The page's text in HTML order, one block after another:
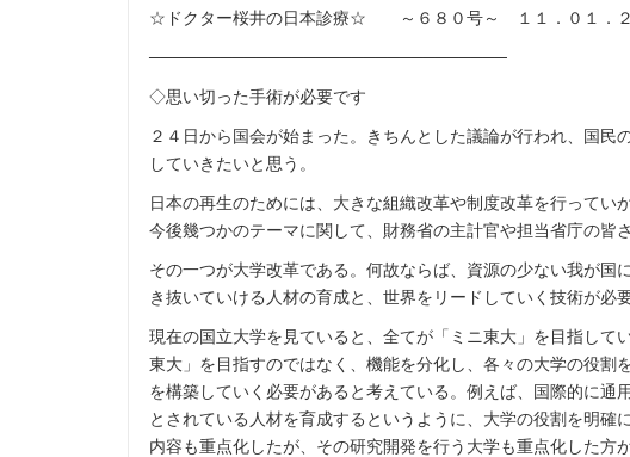
☆ドクター桜井の日本診療☆ ～６８０号～ １１．０１．
──────────────────────────────
◇思い切った手術が必要です
２４日から国会が始まった。きちんとした議論が行われ、国民
していきたいと思う。
日本の再生のためには、大きな組織改革や制度改革を行ってい
今後幾つかのテーマに関して、財務省の主計官や担当省庁の皆
その一つが大学改革である。何故ならば、資源の少ない我が国
き抜いていける人材の育成と、世界をリードしていく技術が必
現在の国立大学を見ていると、全てが「ミニ東大」を目指して
東大」を目指すのではなく、機能を分化し、各々の大学の役割
を構築していく必要があると考えている。例えば、国際的に通
とされている人材を育成するというように、大学の役割を明確
内容も重点化したが、その研究開発を行う大学も重点化した方